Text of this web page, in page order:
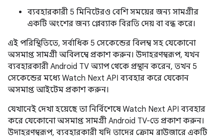
ব্যবহারকারী 5 মিনিটেরও বেশি সময়ের জন্য সামগ্রীর
একটি অংশের জন্য প্লেব্যাক বিরতি দেয় বা বন্ধ করে।
এই পরিস্থিতিতে, সর্বাধিক 5 সেকেন্ডের বিলম্ব সহ যেকোনো
অসমাপ্ত সামগ্রী অবিলম্বে প্রকাশ করুন। উদাহরণস্বরূপ, যখন
ব্যবহারকারী Android TV অ্যাপ থেকে প্রস্থান করেন, তখন 5
সেকেন্ডের মধ্যে Watch Next API ব্যবহার করে যেকোন
অসমাপ্ত আইটেম প্রকাশ করুন।
যেখানেই দেখা হয়েছে তা নির্বিশেষে Watch Next API ব্যবহার
করে যেকোনো অসমাপ্ত সামগ্রী Android TV-তে প্রকাশ করুন।
উদাহরণস্বরূপ, ব্যবহারকারী যদি তাদের ক্রোম ব্রাউজারে একটি